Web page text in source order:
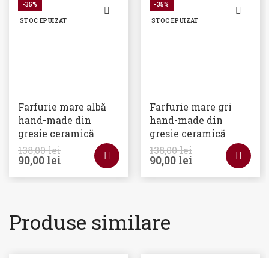
-35%
STOC EPUIZAT
Farfurie mare albă
hand-made din
gresie ceramică
138,00lei
90,00 lei
-35%
STOC EPUIZAT
Farfurie mare gri
hand-made din
gresie ceramică
138,00lei
90,00 lei
Produse similare